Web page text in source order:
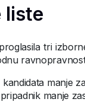
liste
tri
manje
manje